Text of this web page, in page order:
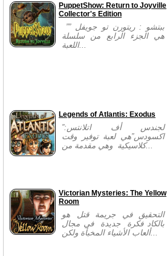
PuppetShow: Return to Joyville
Collector's Edition
”ببتشو : ريتورن تو جويفل ”
هي الجزء الرابع من سلسلة
اللعبة...
Legends of Atlantis: Exodus
”لجندس أف اتلانتس:
اكسودس”هي لعبة توفير وقت
كلاسيكية وهي مقدمة من...
Victorian Mysteries: The Yellow
Room
التحقيق في جريمة قتل هو
بالكاد فكرة جديدة في مجال
ألعاب الأشياء المخبأة ولكن...